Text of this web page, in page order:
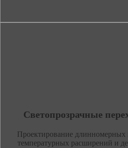
Светопрозрачные
Проектирование длинномерных
температурных расширений и